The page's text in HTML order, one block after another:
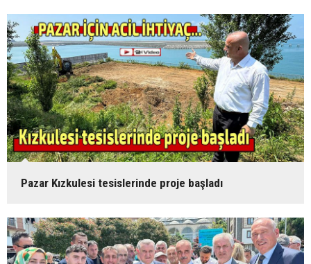
Pazar Kızkulesi tesislerinde proje başladı